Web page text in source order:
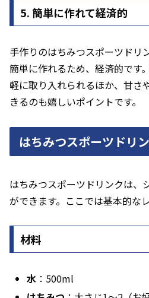
5. 簡単に作れて経済的
手作りのはちみつスポーツドリ
簡単に作れるため、経済的です
軽に取り入れられるほか、甘さ
きるのも嬉しいポイントです。
はちみつスポーツドリ
はちみつスポーツドリンクは、
ができます。ここでは基本的な
材料
水 ：500ml